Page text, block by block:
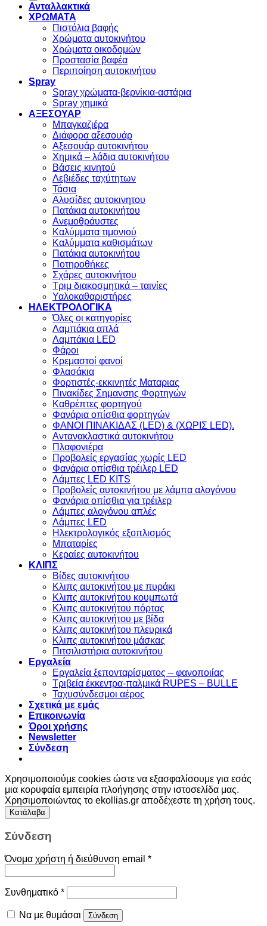
Ανταλλακτικά
ΧΡΩΜΑΤΑ
Πιστόλια βαφής
Χρώματα αυτοκινήτου
Χρώματα οικοδομών
Προστασία βαφέα
Περιποίηση αυτοκινήτου
Spray
Spray χρώματα-βερνίκια-αστάρια
Spray χημικά
ΑΞΕΣΟΥΑΡ
Μπαγκαζιέρα
Διάφορα αξεσουάρ
Αξεσουάρ αυτοκινήτου
Χημικά – λάδια αυτοκινήτου
Βάσεις κινητού
Λεβιέδες ταχύτητων
Τάσια
Αλυσίδες αυτοκινητου
Πατάκια αυτοκινήτου
Ανεμοθράυστες
Καλύμματα τιμονιού
Καλύμματα καθισμάτων
Πατάκια αυτοκινήτου
Ποτηροθήκες
Σχάρες αυτοκινήτου
Τριμ διακοσμητικά – ταινίες
Υαλοκαθαριστήρες
ΗΛΕΚΤΡΟΛΟΓΙΚΑ
Όλες οι κατηγορίες
Λαμπάκια απλά
Λαμπάκια LED
Φάροι
Κρεμαστοί φανοί
Φλασάκια
Φορτιστές-εκκινητές Ματαριας
Πινακίδες Σημανσης Φορτηγών
Kαθρέπτες φορτηγού
Φανάρια οπίσθια φορτηγών
ΦΑΝΟΙ ΠΙΝΑΚΙΔΑΣ (LED) & (XΩΡΙΣ LED).
Aντανακλαστικά αυτοκινήτου
Πλαφονιέρα
Προβολείς εργασίας χωρίς LED
Φανάρια οπίσθια τρέιλερ LED
Λάμπες LED KITS
Προβολείς αυτοκινήτου με λάμπα αλογόνου
Φανάρια οπίσθια για τρέιλερ
Λάμπες αλογόνου απλές
Λάμπες LED
Ηλεκτρολογικός εξοπλισμός
Μπαταρίες
Κεραίες αυτοκινήτου
ΚΛΙΠΣ
Βίδες αυτοκινήτου
Kλιπς αυτοκινήτου με πυράκι
Kλιπς αυτοκινήτου κουμπωτά
Κλιπς αυτοκινήτου πόρτας
Κλιπς αυτοκινήτου με βίδα
Kλιπς αυτοκινήτου πλευρικά
Kλιπς αυτοκινήτου μάσκας
Πιτσιλιστήρια αυτοκινήτου
Εργαλεία
Εργαλεία ξεπονταρίσματος – φανοποιίας
Τριβεία έκκεντρα-παλμικά RUPES – BULLE
Ταχυσύνδεσμοι αέρος
Σχετικά με εμάς
Επικοινωνία
Όροι χρήσης
Newsletter
Σύνδεση
Χρησιμοποιούμε cookies ώστε να εξασφαλίσουμε για εσάς
μια κορυφαία εμπειρία πλοήγησης στην ιστοσελίδα μας.
Χρησιμοποιώντας το ekollias.gr αποδέχεστε τη χρήση τους.
Κατάλαβα
Σύνδεση
Όνομα χρήστη ή διεύθυνση email *
Συνθηματικό *
Να με θυμάσαι Σύνδεση